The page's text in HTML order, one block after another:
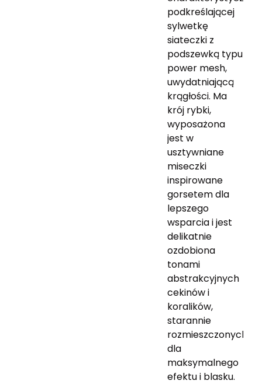
podkreślającej
sylwetkę
siateczki z
podszewką typu
power mesh,
uwydatniającą
krągłości. Ma
krój rybki,
wyposażona
jest w
usztywniane
miseczki
inspirowane
gorsetem dla
lepszego
wsparcia i jest
delikatnie
ozdobiona
tonami
abstrakcyjnych
cekinów i
koralików,
starannie
rozmieszczonych
dla
maksymalnego
efektu i blasku.